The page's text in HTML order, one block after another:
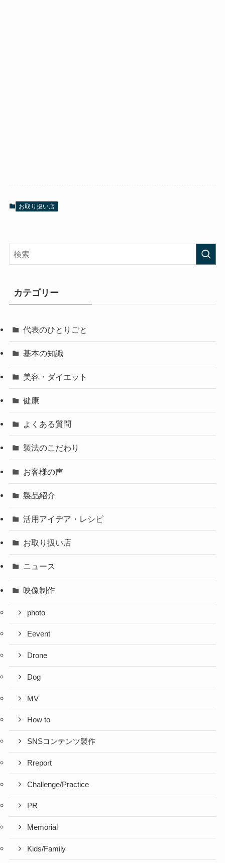
お取り扱い店
カテゴリー
代表のひとりごと
基本の知識
美容・ダイエット
健康
よくある質問
製法のこだわり
お客様の声
製品紹介
活用アイデア・レシピ
お取り扱い店
ニュース
映像制作
photo
Eevent
Drone
Dog
MV
How to
SNSコンテンツ製作
Rreport
Challenge/Practice
PR
Memorial
Kids/Family